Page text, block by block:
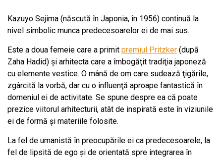
Kazuyo Sejima (născută în Japonia, în 1956) continuă la
nivel simbolic munca predecesoarelor ei de mai sus.
Este a doua femeie care a primit premiul Pritzker (după
Zaha Hadid) şi arhitecta care a îmbogăţit tradiţia japoneză
cu elemente vestice. O mână de om care sudează ţigările,
zgârcită la vorbă, dar cu o influenţă aproape fantastică în
domeniul ei de activitate. Se spune despre ea că poate
prezice viitorul arhitecturii, atât de inspirată este în viziunile
ei de formă şi materiile folosite.
La fel de umanistă în preocupările ei ca predecesoarele, la
fel de lipsită de ego şi de orientată spre integrarea în